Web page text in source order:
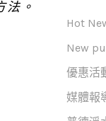
。
Hot
New
優惠活
媒體報